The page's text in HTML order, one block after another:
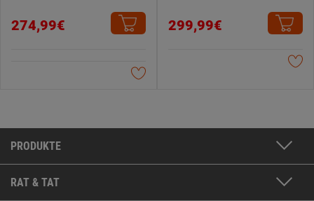
274,99€ 299,99€
PRODUKTE
RAT & TAT